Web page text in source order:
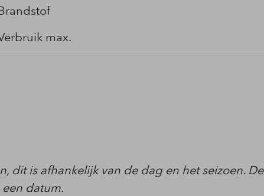
max.
dit is afhankelijk van de dag en het seizoen. De
datum.